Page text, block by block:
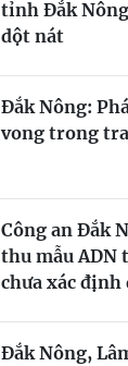
tỉnh Đắk
dột nát
Đắk Nông:
vong trong
Công an Đắk
thu mẫu ADN
chưa xác
Đắk Nông,